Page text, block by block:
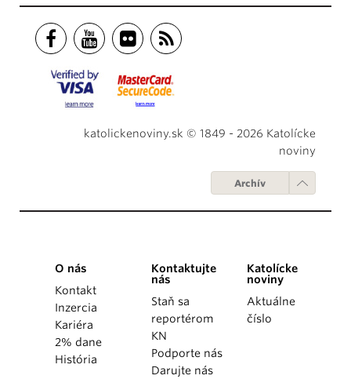
katolickenoviny.sk © 1849 - 2026 Katolícke
noviny
Archív
O nás
Kontakt
Inzercia
Kariéra
2% dane
História
Kontaktujte
nás
Staň sa
reportérom
KN
Podporte nás
Darujte nás
Katolícke
noviny
Aktuálne
číslo